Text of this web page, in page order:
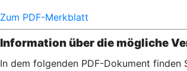
Zum PDF-Merkblatt
Information über die mögliche
In dem folgenden PDF-Dokument